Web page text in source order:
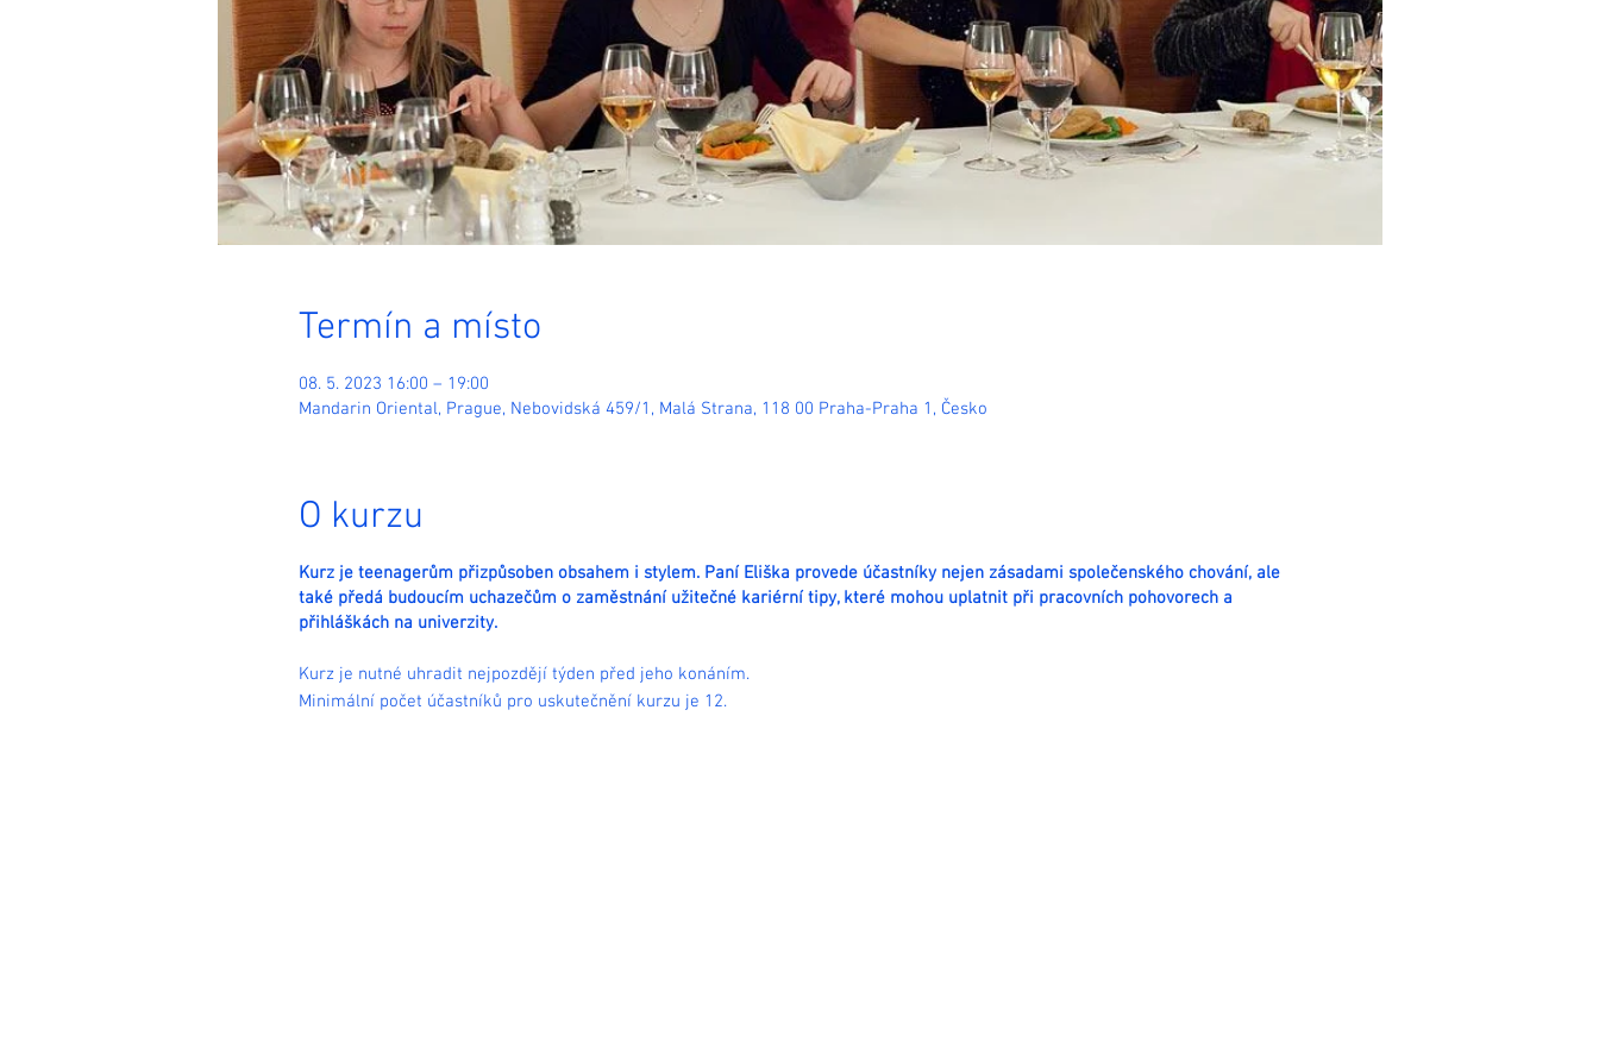
Termín a místo
08. 5. 2023 16:00 – 19:00
Mandarin Oriental, Prague, Nebovidská 459/1, Malá Strana, 118 00 Praha-Praha 1, Česko
O kurzu
Kurz je teenagerům přizpůsoben obsahem i stylem. Paní Eliška provede účastníky nejen zásadami společenského chování, ale
také předá budoucím uchazečům o zaměstnání užitečné kariérní tipy, které mohou uplatnit při pracovních pohovorech a
přihláškách na univerzity.
Kurz je nutné uhradit nejpozdějí týden před jeho konáním.
Minimální počet účastníků pro uskutečnění kurzu je 12.